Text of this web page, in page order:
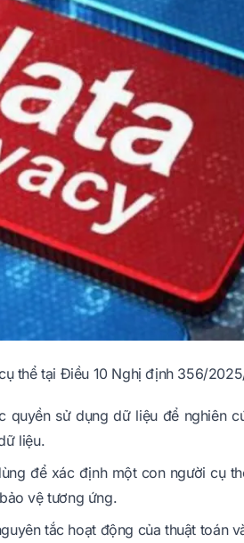
thể tại Điều 10 Nghị định 356/
sử dụng dữ liệu để nghiên
liệu.
để xác định một con người cụ
vệ tương ứng.
tắc hoạt động của thuật toán